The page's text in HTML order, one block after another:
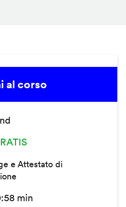
al corso
e Attestato di
min